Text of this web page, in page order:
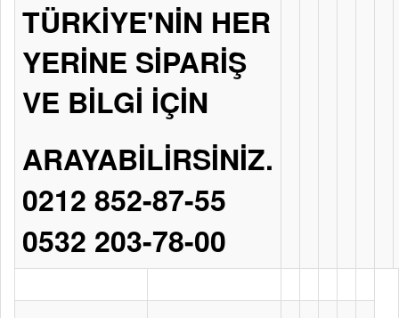
TÜRKİYE'NİN HER
YERİNE SİPARİŞ
VE BİLGİ İÇİN
ARAYABİLİRSİNİZ.
0212 852-87-55
0532 203-78-00